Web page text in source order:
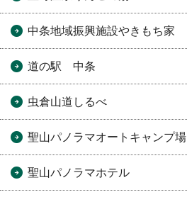
中条地域振興施設やきもち家
道の駅 中条
虫倉山道しるべ
聖山パノラマオートキャンプ場
聖山パノラマホテル